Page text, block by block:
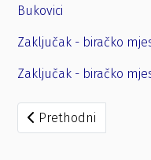
Bukovici
Zaključak - biračko
Zaključak - biračko
Prethodni članak:
Prethodni